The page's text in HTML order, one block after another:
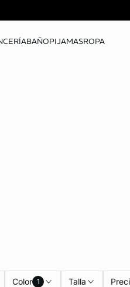
BAÑOPIJAMASROPA
Color 1 Talla